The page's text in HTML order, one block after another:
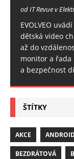
od IT Revue v
EVOLVEO
dětská video
až do
monitor a
a bezpečnost
ŠTÍTKY
AKCE
BEZDRÁTOVÁ